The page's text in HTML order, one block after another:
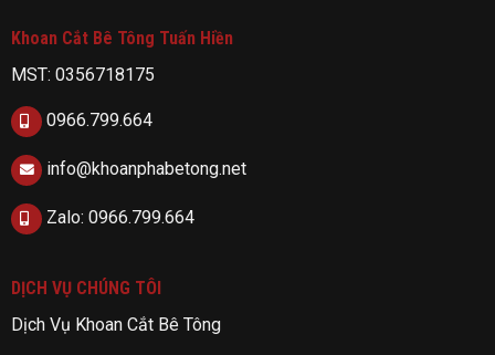
Khoan Cắt Bê Tông Tuấn Hiền
MST: 0356718175
0966.799.664
info@khoanphabetong.net
Zalo: 0966.799.664
DỊCH VỤ CHÚNG TÔI
Dịch Vụ Khoan Cắt Bê Tông